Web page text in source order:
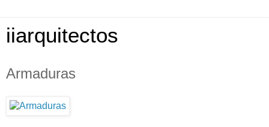
iiarquitectos
Armaduras